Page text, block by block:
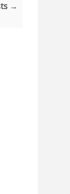
→